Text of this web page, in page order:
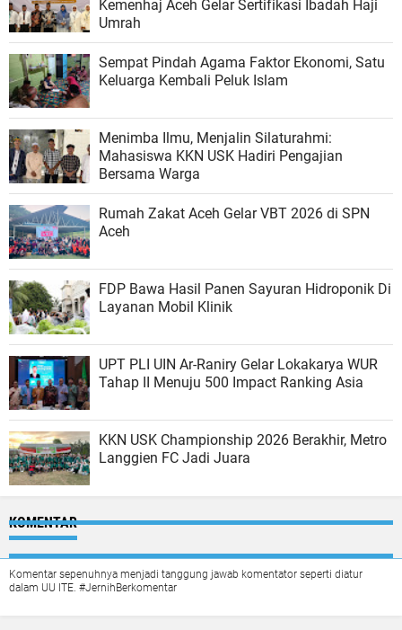
Kemenhaj Aceh Gelar Sertifikasi Ibadah Haji
Umrah
Sempat Pindah Agama Faktor Ekonomi, Satu
Keluarga Kembali Peluk Islam
Menimba Ilmu, Menjalin Silaturahmi:
Mahasiswa KKN USK Hadiri Pengajian
Bersama Warga
Rumah Zakat Aceh Gelar VBT 2026 di SPN
Aceh
FDP Bawa Hasil Panen Sayuran Hidroponik Di
Layanan Mobil Klinik
UPT PLI UIN Ar-Raniry Gelar Lokakarya WUR
Tahap II Menuju 500 Impact Ranking Asia
KKN USK Championship 2026 Berakhir, Metro
Langgien FC Jadi Juara
KOMENTAR
Komentar sepenuhnya menjadi tanggung jawab komentator seperti diatur
dalam UU ITE. #JernihBerkomentar